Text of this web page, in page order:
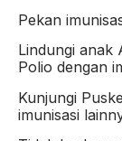
Pekan
Lindungi anak
Polio dengan
Kunjungi
imunisasi